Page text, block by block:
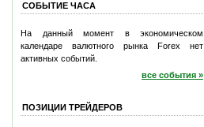
СОБЫТИЕ ЧАСА
На данный момент в экономическом
календаре валютного рынка Forex нет
активных событий.
все события »
ПОЗИЦИИ ТРЕЙДЕРОВ